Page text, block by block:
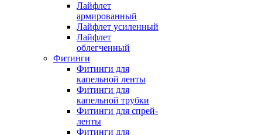
Лайфлет
армированный
Лайфлет усиленный
Лайфлет
облегченный
Фитинги
Фитинги для
капельной ленты
Фитинги для
капельной трубки
Фитинги для спрей-
ленты
Фитинги для